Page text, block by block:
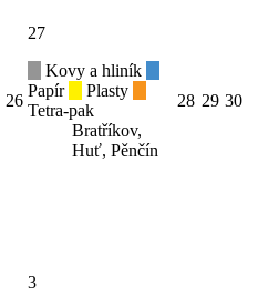
26
27
Kovy a hliník
Papír
Plasty
Tetra-pak
Bratříkov,
Huť, Pěnčín
28 29 30
3